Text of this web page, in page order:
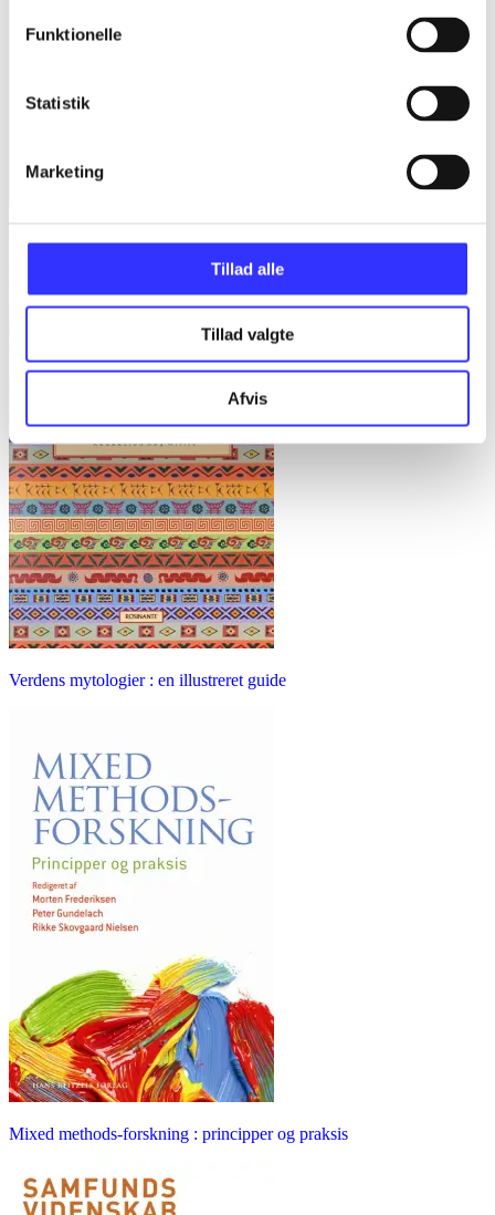
Funktionelle
Statistik
Marketing
Tillad alle
Tillad valgte
Afvis
Gulerødder, græs eller granit : danske parcelhushaver 1950-2008
Verdens mytologier : en illustreret guide
Mixed methods-forskning : principper og praksis